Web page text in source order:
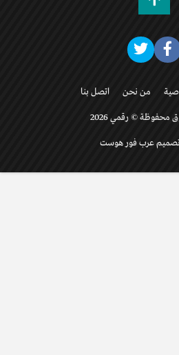
من نحن اتصل بنا
محفوظة © رقمي 2026
عرب فور هوست